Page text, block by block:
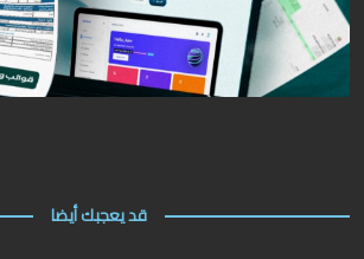
قد يعجبك أيضا